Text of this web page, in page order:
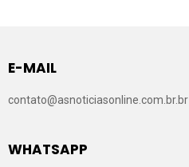
E-MAIL
contato@asnoticiasonline.com.br.br
WHATSAPP